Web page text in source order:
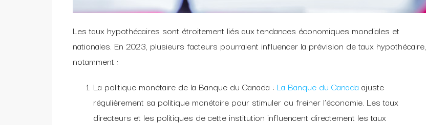
Les taux hypothécaires sont étroitement liés aux tendances économiques mondiales et
nationales. En 2023, plusieurs facteurs pourraient influencer la prévision de taux hypothécaire,
notamment :
La politique monétaire de la Banque du Canada : La Banque du Canada ajuste
régulièrement sa politique monétaire pour stimuler ou freiner l’économie. Les taux
directeurs et les politiques de cette institution influencent directement les taux